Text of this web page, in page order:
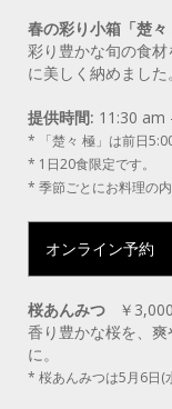
春の彩り小箱「楚
彩り豊かな旬の食
に美しく納めました。
提供時間: 11:30 am
* 「楚々 極」は前日
* 1日20食限定です。
* 季節ごとにお料理の
オンライン予約
桜あんみつ
￥3,000
香り豊かな桜を、
に。
* 桜あんみつは5月6日(